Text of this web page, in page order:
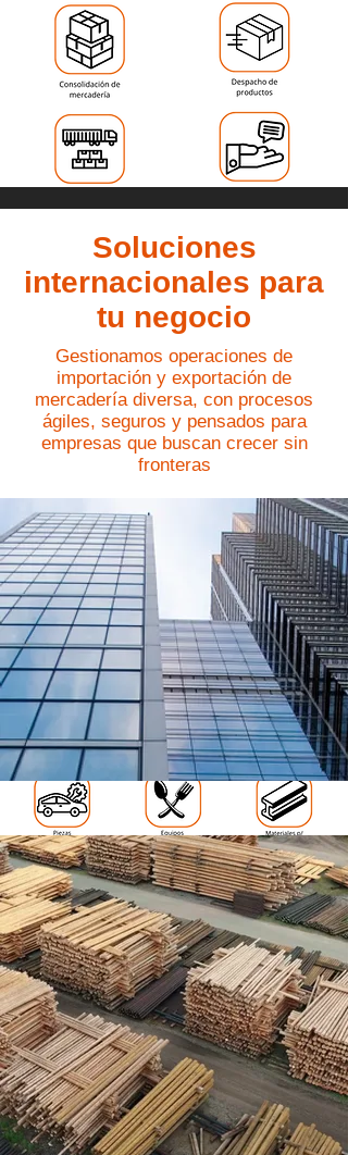
Soluciones
internacionales para
tu negocio
Gestionamos operaciones de
importación y exportación de
mercadería diversa, con procesos
ágiles, seguros y pensados para
empresas que buscan crecer sin
fronteras